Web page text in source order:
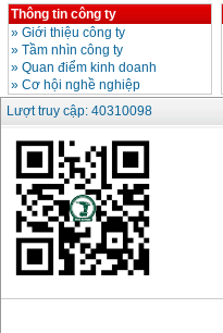
Thông tin công ty
» Giới thiệu công ty
» Tầm nhìn công ty
» Quan điểm kinh doanh
» Cơ hội nghề nghiệp
Lượt truy cập: 40310098